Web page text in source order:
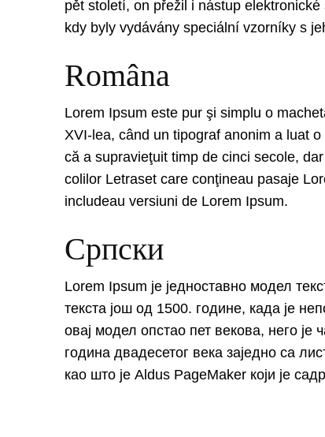
pět století, on přežil i nástup
kdy byly vydávány speciální vzorníky s
Româna
Lorem Ipsum este pur şi simplu o
XVI-lea, când un tipograf anonim a luat
că a supravieţuit timp de cinci secole,
colilor Letraset care conţineau pasaje
includeau versiuni de Lorem Ipsum.
Српски
Lorem Ipsum је једноставно модел
текста још од 1500. године, када је
овај модел опстао пет векова, него
година двадесетог века заједно са
као што је Aldus PageMaker који је